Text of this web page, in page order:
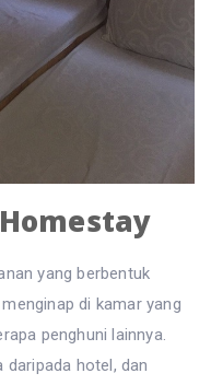
yang berbentuk
di kamar yang
penghuni lainnya.
daripada hotel, dan